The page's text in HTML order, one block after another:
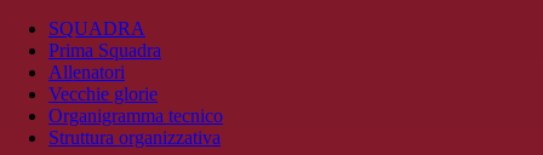
SQUADRA
Prima Squadra
Allenatori
Vecchie glorie
Organigramma tecnico
Struttura organizzativa